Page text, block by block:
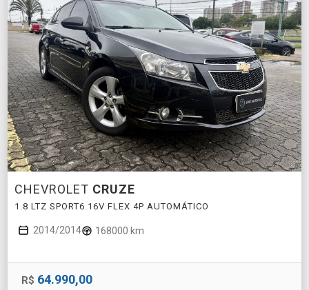
CHEVROLET CRUZE
1.8 LTZ SPORT6 16V FLEX 4P AUTOMÁTICO
2014/2014 168000 km
R$ 64.990,00